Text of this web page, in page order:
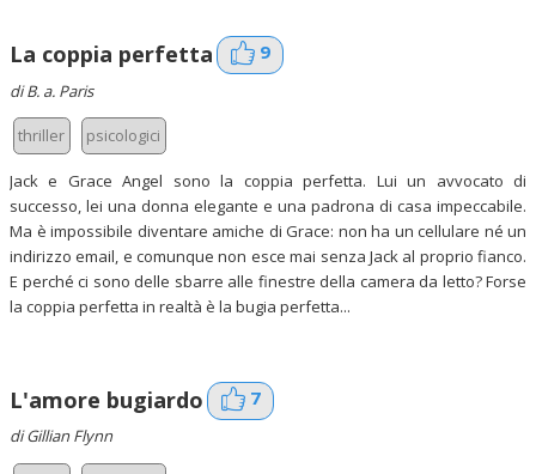
La coppia perfetta 9
di B. a. Paris
thriller psicologici
Jack e Grace Angel sono la coppia perfetta. Lui un avvocato di
successo, lei una donna elegante e una padrona di casa impeccabile.
Ma è impossibile diventare amiche di Grace: non ha un cellulare né un
indirizzo email, e comunque non esce mai senza Jack al proprio fianco.
E perché ci sono delle sbarre alle finestre della camera da letto? Forse
la coppia perfetta in realtà è la bugia perfetta...
L'amore bugiardo 7
di Gillian Flynn